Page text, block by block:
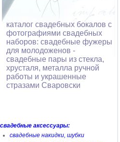
каталог свадебных бокалов с
фотографиями свадебных
наборов: свадебные фужеры
для молодоженов -
свадебные пары из стекла,
хрусталя, металла ручной
работы и украшенные
стразами Сваровски
свадебные аксессуары:
свадебные накидки, шубки